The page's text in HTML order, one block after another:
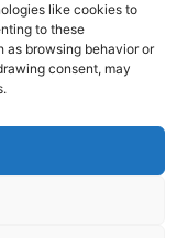
like cookies to
to these
as browsing behavior or
consent, may